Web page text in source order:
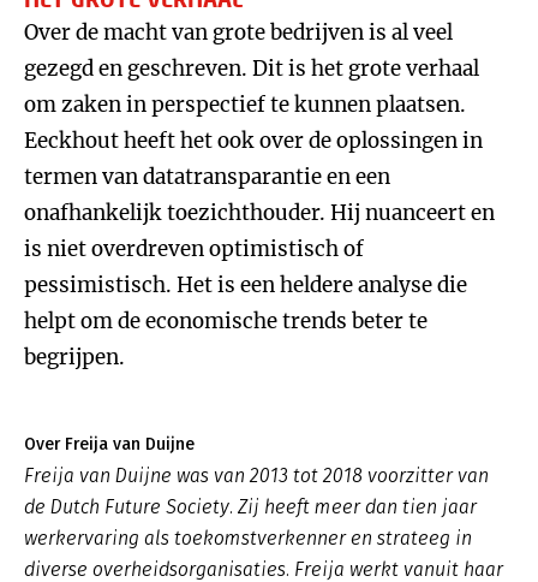
Over de macht van grote bedrijven is al veel
gezegd en geschreven. Dit is het grote verhaal
om zaken in perspectief te kunnen plaatsen.
Eeckhout heeft het ook over de oplossingen in
termen van datatransparantie en een
onafhankelijk toezichthouder. Hij nuanceert en
is niet overdreven optimistisch of
pessimistisch. Het is een heldere analyse die
helpt om de economische trends beter te
begrijpen.
Over Freija van Duijne
Freija van Duijne was van 2013 tot 2018 voorzitter van
de Dutch Future Society. Zij heeft meer dan tien jaar
werkervaring als toekomstverkenner en strateeg in
diverse overheidsorganisaties. Freija werkt vanuit haar